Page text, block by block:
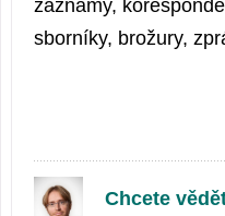
záznamy,
sborníky, brožury,
Chcete